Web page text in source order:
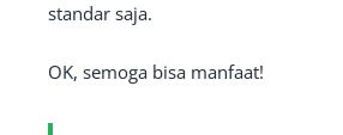
standar saja.
OK, semoga bisa manfaat!